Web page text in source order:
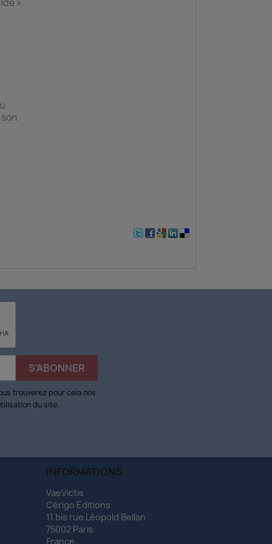
».
trouverez pour cela nos
du site.
INFORMATIONS
VaeVictis
Cérigo Editions
11 bis rue Léopold Bellan
75002 Paris
France